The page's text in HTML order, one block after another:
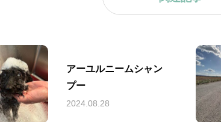
アーユルニームシャン
プー
2024.08.28